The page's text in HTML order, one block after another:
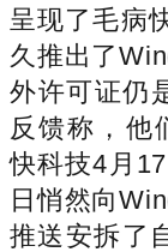
呈现了毛病
久推出了
外许可证仍
反馈称，他
快科技4月
日悄然向
推送安拆了